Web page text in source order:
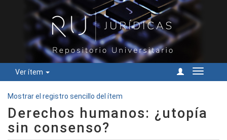
Ver ítem
Cambiar
Mostrar el registro sencillo del ítem
Derechos humanos: ¿utopía
sin consenso?